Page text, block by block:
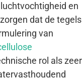
en
dat de tegels
van
rol als zeer